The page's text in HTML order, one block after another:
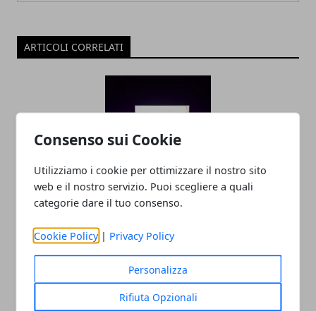
Consenso sui Cookie
Utilizziamo i cookie per ottimizzare il nostro sito
web e il nostro servizio. Puoi scegliere a quali
categorie dare il tuo consenso.
Cookie Policy | Privacy Policy
Personalizza
Rifiuta Opzionali
ARTICOLI CORRELATI
PlayStation 5 Pro: tutto ciò che c’è da
console Sony